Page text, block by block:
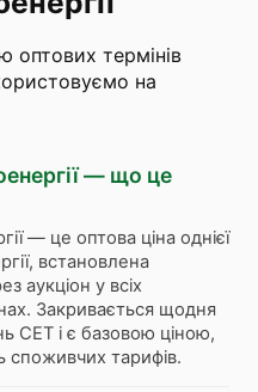
термінів
на
— що це
— це оптова ціна однієї
встановлена
аукціон у всіх
Закривається щодня
CET і є базовою ціною,
споживчих тарифів.